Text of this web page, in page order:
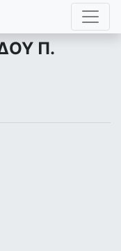
Π.